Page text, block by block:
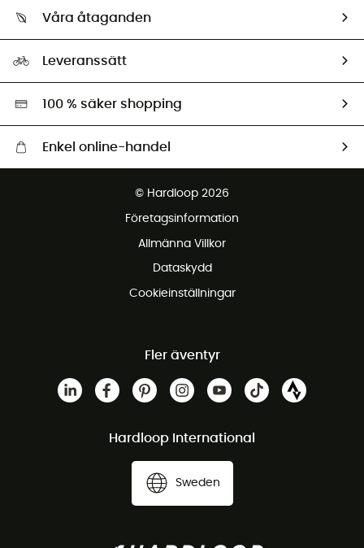
Retur & återbetalning
Våra åtaganden
Miljöanpassat urval
Leveranssätt
100 % säker shopping
Enkel online-handel
© Hardloop 2026
Företagsinformation
Allmänna Villkor
Dataskydd
Cookieinställningar
Fler äventyr
Hardloop International
Sweden